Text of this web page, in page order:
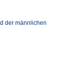
der männlichen